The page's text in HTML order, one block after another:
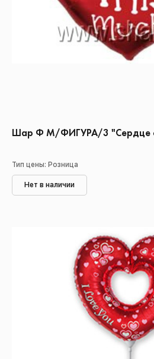
Шар Ф М/ФИГУРА/3 "Сердце с
Тип цены: Розница
Нет в наличии